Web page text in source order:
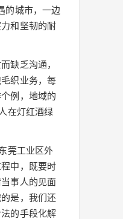
的城市，一边
和坚韧的耐
缺乏沟通，
织业务，每
例，地域的
在灯红酒绿
莞工业区外
中，既要时
事人的见面
是，我们还
的手段化解